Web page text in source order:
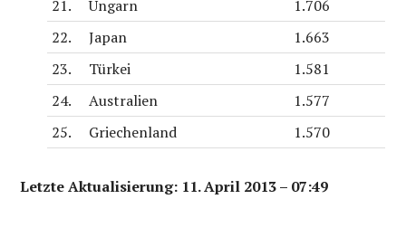
21.
Ungarn
1.706
22.
Japan
1.663
23.
Türkei
1.581
24.
Australien
1.577
25.
Griechenland 1.570
Letzte Aktualisierung: 11. April 2013 – 07:49